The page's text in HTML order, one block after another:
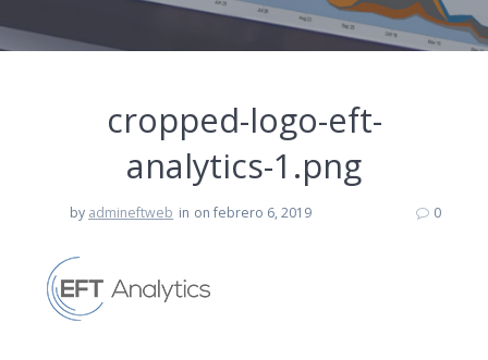
cropped-logo-eft-
analytics-1.png
by admineftweb in on febrero 6, 2019 0